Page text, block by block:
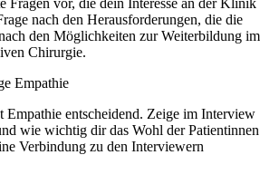
nach den Herausforderungen, die die
den Möglichkeiten zur Weiterbildung im
Chirurgie.
Empathie
Empathie entscheidend. Zeige im Interview
wie wichtig dir das Wohl der Patientinnen
Verbindung zu den Interviewern